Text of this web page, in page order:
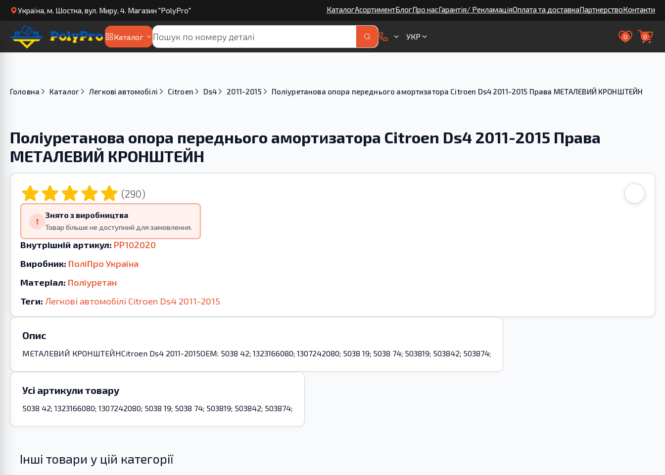
Українa, м. Шостка, вул. Миру, 4. Магазин "PolyPro" КаталогАсортиментБлогПро насГарантія/ РекламаціяОплата та доставкаПартнерствоКонтакти
Каталог УКР 0 0
Головна Каталог Легкові автомобілі Citroen Ds4 2011-2015 Поліуретанова опора переднього амортизатора Citroen Ds4 2011-2015 Права МЕТАЛЕВИЙ КРОНШТЕЙН
Поліуретанова опора переднього амортизатора Citroen Ds4 2011-2015 Права
МЕТАЛЕВИЙ КРОНШТЕЙН
(290)
!
Знято з виробництва
Товар більше не доступний для замовлення.
Внутрішній артикул: PP102020
Виробник: ПоліПро Україна
Матеріал: Поліуретан
Теги: Легкові автомобілі Citroen Ds4 2011-2015
Опис
МЕТАЛЕВИЙ КРОНШТЕЙНCitroen Ds4 2011-2015OEM: 5038 42; 1323166080; 1307242080; 5038 19; 5038 74; 503819; 503842; 503874;
Усі артикули товару
5038 42; 1323166080; 1307242080; 5038 19; 5038 74; 503819; 503842; 503874;
Інші товари у цій категорії